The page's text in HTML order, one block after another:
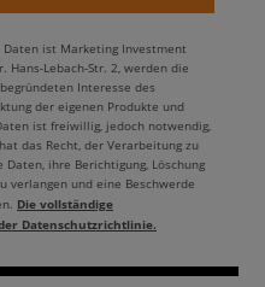
ist Marketing Investment
Hans-Lebach-Str. 2, werden die
Interesse des
der eigenen Produkte und
ist freiwillig, jedoch notwendig,
das Recht, der Verarbeitung zu
ihre Berichtigung, Löschung
verlangen und eine Beschwerde
Die vollständige
Datenschutzrichtlinie.